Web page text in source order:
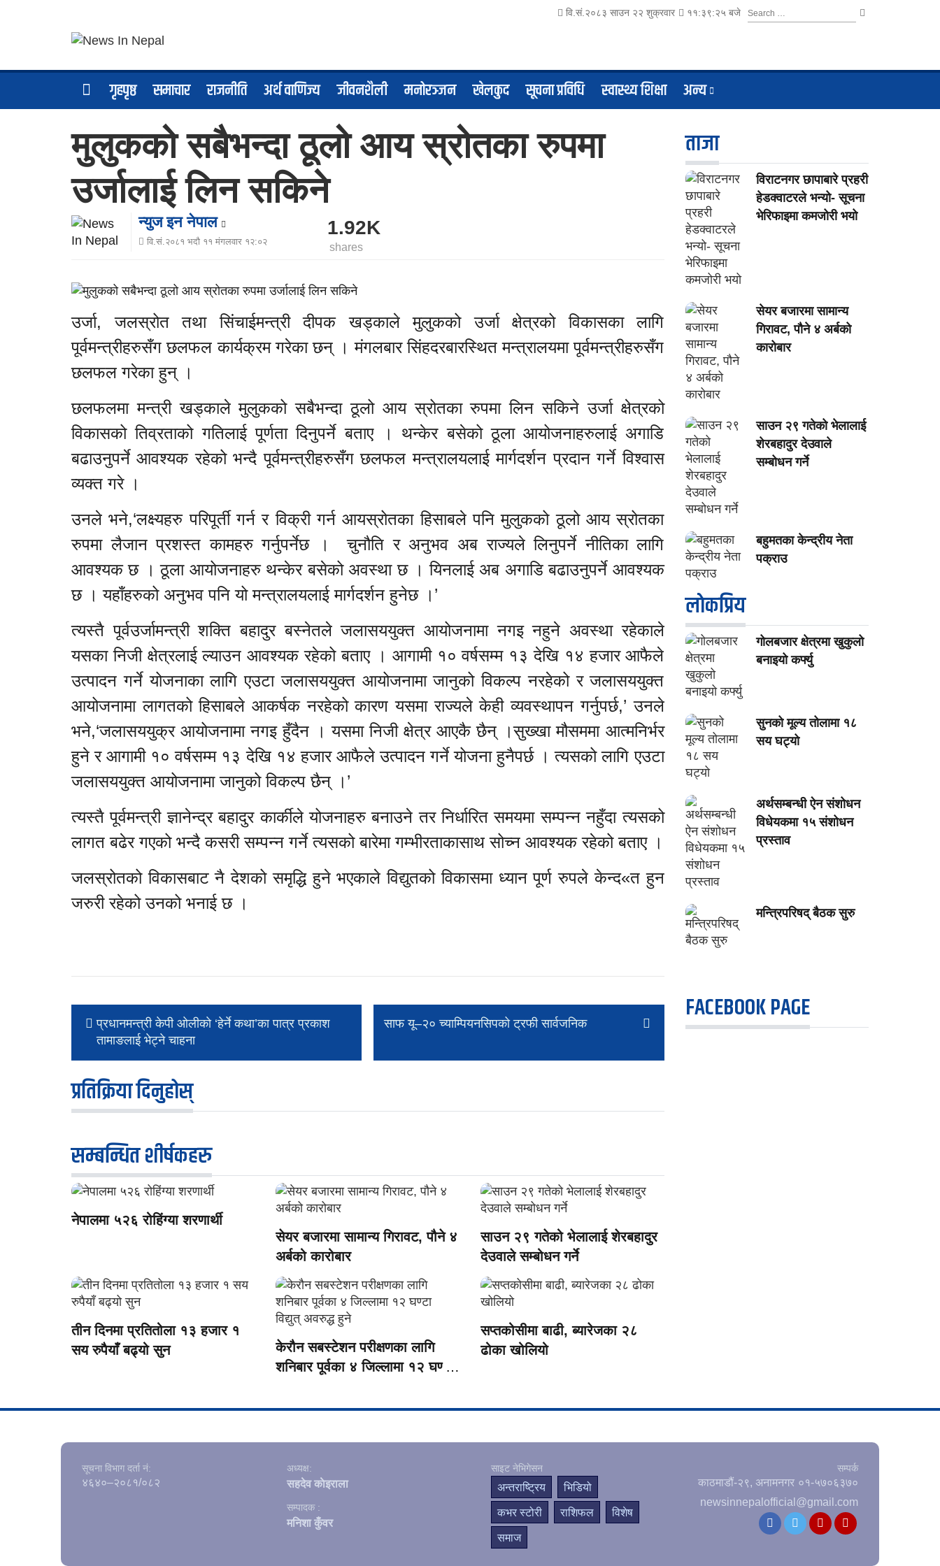
वि.सं.२०८३ साउन २२ शुक्रवार ११:३९:२५ बजे
गृहपृष्ठ समाचार राजनीति अर्थ वाणिज्य जीवनशैली मनोरञ्जन खेलकुद सूचना प्रविधि स्वास्थ्य शिक्षा अन्य
मुलुकको सबैभन्दा ठूलो आय स्रोतका रुपमा
उर्जालाई लिन सकिने
न्युज इन नेपाल
वि.सं.२०८१ भदौ ११ मंगलवार १२:०२
1.92K
shares
उर्जा, जलस्रोत तथा सिंचाईमन्त्री दीपक खड्काले मुलुकको उर्जा क्षेत्रको विकासका लागि
पूर्वमन्त्रीहरुसँग छलफल कार्यक्रम गरेका छन् । मंगलबार सिंहदरबारस्थित मन्त्रालयमा पूर्वमन्त्रीहरुसँग
छलफल गरेका हुन् ।
छलफलमा मन्त्री खड्काले मुलुकको सबैभन्दा ठूलो आय स्रोतका रुपमा लिन सकिने उर्जा क्षेत्रको
विकासको तिव्रताको गतिलाई पूर्णता दिनुपर्ने बताए । थन्केर बसेको ठूला आयोजनाहरुलाई अगाडि
बढाउनुपर्ने आवश्यक रहेको भन्दै पूर्वमन्त्रीहरुसँग छलफल मन्त्रालयलाई मार्गदर्शन प्रदान गर्ने विश्वास
व्यक्त गरे ।
उनले भने,‘लक्ष्यहरु परिपूर्ती गर्न र विक्री गर्न आयस्रोतका हिसाबले पनि मुलुकको ठूलो आय स्रोतका
रुपमा लैजान प्रशस्त कामहरु गर्नुपर्नेछ । चुनौति र अनुभव अब राज्यले लिनुपर्ने नीतिका लागि
आवश्यक छ । ठूला आयोजनाहरु थन्केर बसेको अवस्था छ । यिनलाई अब अगाडि बढाउनुपर्ने आवश्यक
छ । यहाँहरुको अनुभव पनि यो मन्त्रालयलाई मार्गदर्शन हुनेछ ।’
त्यस्तै पूर्वउर्जामन्त्री शक्ति बहादुर बस्नेतले जलासययुक्त आयोजनामा नगइ नहुने अवस्था रहेकाले
यसका निजी क्षेत्रलाई ल्याउन आवश्यक रहेको बताए । आगामी १० वर्षसम्म १३ देखि १४ हजार आफैले
उत्पादन गर्ने योजनाका लागि एउटा जलासययुक्त आयोजनामा जानुको विकल्प नरहेको र जलासययुक्त
आयोजनामा लागतको हिसाबले आकर्षक नरहेको कारण यसमा राज्यले केही व्यवस्थापन गर्नुपर्छ,’ उनले
भने,‘जलासययुक्र आयोजनामा नगइ हुँदैन । यसमा निजी क्षेत्र आएकै छैन् ।सुख्खा मौसममा आत्मनिर्भर
हुने र आगामी १० वर्षसम्म १३ देखि १४ हजार आफैले उत्पादन गर्ने योजना हुनैपर्छ । त्यसको लागि एउटा
जलासययुक्त आयोजनामा जानुको विकल्प छैन् ।’
त्यस्तै पूर्वमन्त्री ज्ञानेन्द्र बहादुर कार्कीले योजनाहरु बनाउने तर निर्धारित समयमा सम्पन्न नहुँदा त्यसको
लागत बढेर गएको भन्दै कसरी सम्पन्न गर्ने त्यसको बारेमा गम्भीरताकासाथ सोच्न आवश्यक रहेको बताए ।
जलस्रोतको विकासबाट नै देशको समृद्धि हुने भएकाले विद्युतको विकासमा ध्यान पूर्ण रुपले केन्द«त हुन
जरुरी रहेको उनको भनाई छ ।
प्रधानमन्त्री केपी ओलीकाे ‘हेर्ने कथा’का पात्र प्रकाश
तामाङलाई भेट्ने चाहना
साफ यू–२० च्याम्पियनसिपको ट्रफी सार्वजनिक
प्रतिक्रिया दिनुहोस्
सम्बन्धित शीर्षकहरु
नेपालमा ५२६ रोहिंग्या शरणार्थी
सेयर बजारमा सामान्य गिरावट, पौने ४
अर्बको कारोबार
साउन २९ गतेको भेलालाई शेरबहादुर
देउवाले सम्बोधन गर्ने
तीन दिनमा प्रतितोला १३ हजार १
सय रुपैयाँ बढ्यो सुन
केरौन सबस्टेशन परीक्षणका लागि
शनिबार पूर्वका ४ जिल्लामा १२ घण्टा
सप्तकोसीमा बाढी, ब्यारेजका २८
ढोका खोलियो
ताजा
विराटनगर छापाबारे प्रहरी
हेडक्वाटरले भन्यो- सूचना
भेरिफाइमा कमजोरी भयो
सेयर बजारमा सामान्य
गिरावट, पौने ४ अर्बको
कारोबार
साउन २९ गतेको भेलालाई
शेरबहादुर देउवाले
सम्बोधन गर्ने
बहुमतका केन्द्रीय नेता
पक्राउ
लाेकप्रिय
गोलबजार क्षेत्रमा खुकुलो
बनाइयो कर्फ्यु
सुनको मूल्य तोलामा १८
सय घट्यो
अर्थसम्बन्धी ऐन संशोधन
विधेयकमा १५ संशोधन
प्रस्ताव
मन्त्रिपरिषद् बैठक सुरु
FACEBOOK PAGE
सूचना विभाग दर्ता नं‍:
४६४०–२०८१/०८२
अध्यक्ष:
सहदेव काेइराला
सम्पादक :
मनिशा कुँवर
साइट नेभिगेसन
अन्तराष्ट्रिय भिडियो
कभर स्टोरी राशिफल विशेष
समाज
सम्पर्क
काठमाडौं-२९, अनामनगर ०१-५७०६३७०
newsinnepalofficial@gmail.com